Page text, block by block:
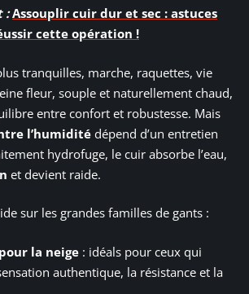
: Assouplir cuir dur et sec : astuces
cette opération !
tranquilles, marche, raquettes, vie
fleur, souple et naturellement chaud,
entre confort et robustesse. Mais
l’humidité dépend d’un entretien
hydrofuge, le cuir absorbe l’eau,
et devient raide.
sur les grandes familles de gants :
la neige : idéals pour ceux qui
authentique, la résistance et la